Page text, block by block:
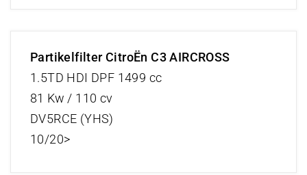
Partikelfilter CitroËn C3 AIRCROSS
1.5TD HDI DPF 1499 cc
81 Kw / 110 cv
DV5RCE (YHS)
10/20>